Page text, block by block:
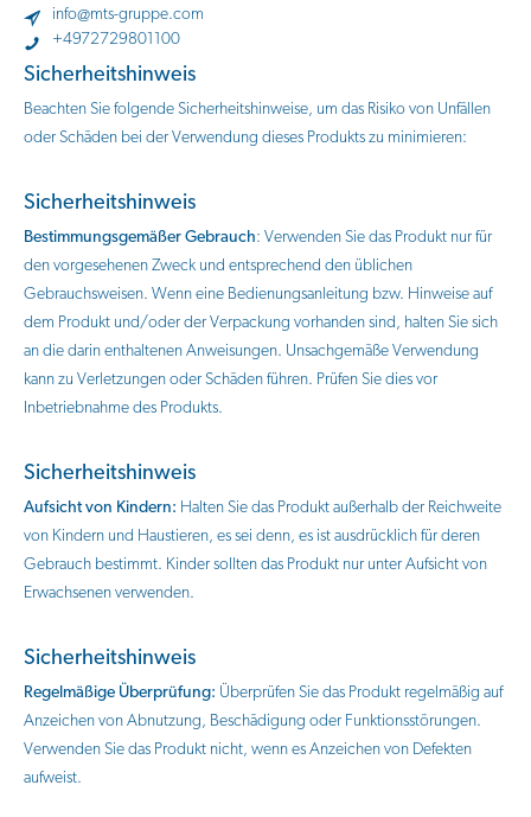
info@mts-gruppe.com
+4972729801100
Sicherheitshinweis
Beachten Sie folgende Sicherheitshinweise, um das Risiko von Unfällen
oder Schäden bei der Verwendung dieses Produkts zu minimieren:
Sicherheitshinweis
Bestimmungsgemäßer Gebrauch: Verwenden Sie das Produkt nur für
den vorgesehenen Zweck und entsprechend den üblichen
Gebrauchsweisen. Wenn eine Bedienungsanleitung bzw. Hinweise auf
dem Produkt und/oder der Verpackung vorhanden sind, halten Sie sich
an die darin enthaltenen Anweisungen. Unsachgemäße Verwendung
kann zu Verletzungen oder Schäden führen. Prüfen Sie dies vor
Inbetriebnahme des Produkts.
Sicherheitshinweis
Aufsicht von Kindern: Halten Sie das Produkt außerhalb der Reichweite
von Kindern und Haustieren, es sei denn, es ist ausdrücklich für deren
Gebrauch bestimmt. Kinder sollten das Produkt nur unter Aufsicht von
Erwachsenen verwenden.
Sicherheitshinweis
Regelmäßige Überprüfung: Überprüfen Sie das Produkt regelmäßig auf
Anzeichen von Abnutzung, Beschädigung oder Funktionsstörungen.
Verwenden Sie das Produkt nicht, wenn es Anzeichen von Defekten
aufweist.